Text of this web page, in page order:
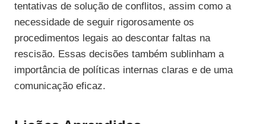
tentativas de solução de conflitos, assim como a
necessidade de seguir rigorosamente os
procedimentos legais ao descontar faltas na
rescisão. Essas decisões também sublinham a
importância de políticas internas claras e de uma
comunicação eficaz.